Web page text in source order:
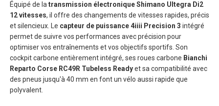
Équipé de la transmission électronique Shimano Ultegra Di2
12 vitesses, il offre des changements de vitesses rapides, précis
et silencieux. Le capteur de puissance 4iiii Precision 3 intégré
permet de suivre vos performances avec précision pour
optimiser vos entraînements et vos objectifs sportifs. Son
cockpit carbone entièrement intégré, ses roues carbone Bianchi
Reparto Corse RC49R Tubeless Readyet sa compatibilité avec
des pneus jusqu'à 40 mm en font un vélo aussi rapide que
polyvalent.